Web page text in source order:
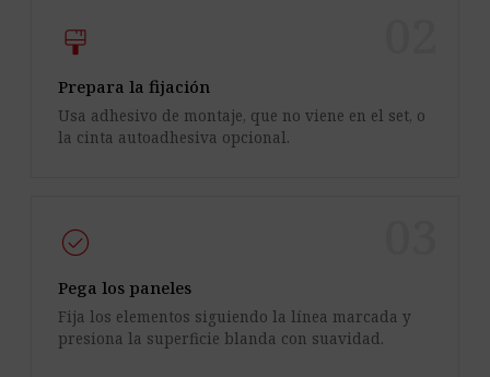
format_paint
Prepara la fijación
Usa adhesivo de montaje, que no viene en el set, o
la cinta autoadhesiva opcional.
check_circle
Pega los paneles
Fija los elementos siguiendo la línea marcada y
presiona la superficie blanda con suavidad.